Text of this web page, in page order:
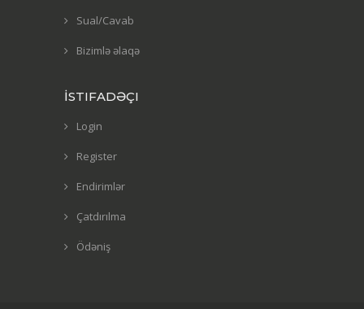
Sual/Cavab
Bizimlə əlaqə
İSTIFADƏÇI
Login
Register
Endirimlər
Çatdırılma
Ödəniş